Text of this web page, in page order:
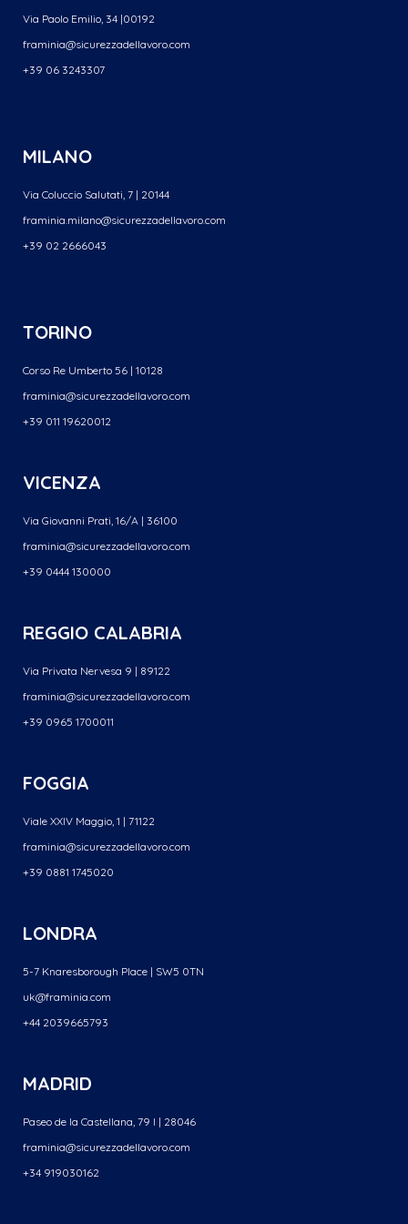
Via Paolo Emilio, 34 |00192
framinia@sicurezzadellavoro.com
+39 06 3243307
MILANO
Via Coluccio Salutati, 7 | 20144
framinia.milano@sicurezzadellavoro.com
+39 02 2666043
TORINO
Corso Re Umberto 56 | 10128
framinia@sicurezzadellavoro.com
+39 011 19620012
VICENZA
Via Giovanni Prati, 16/A | 36100
framinia@sicurezzadellavoro.com
+39 0444 130000
REGGIO CALABRIA
Via Privata Nervesa 9 | 89122
framinia@sicurezzadellavoro.com
+39 0965 1700011
FOGGIA
Viale XXIV Maggio, 1 | 71122
framinia@sicurezzadellavoro.com
+39 0881 1745020
LONDRA
5-7 Knaresborough Place | SW5 0TN
uk@framinia.com
+44 2039665793
MADRID
Paseo de la Castellana, 79 I | 28046
framinia@sicurezzadellavoro.com
+34 919030162